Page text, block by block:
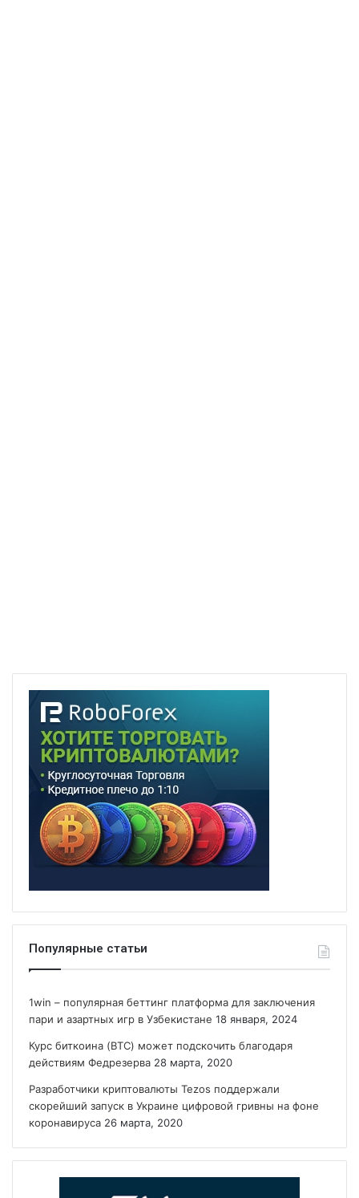
Популярные статьи
1win – популярная беттинг платформа для заключения
пари и азартных игр в Узбекистане 18 января, 2024
Курс биткоина (BTC) может подскочить благодаря
действиям Федрезерва 28 марта, 2020
Разработчики криптовалюты Tezos поддержали
скорейший запуск в Украине цифровой гривны на фоне
коронавируса 26 марта, 2020